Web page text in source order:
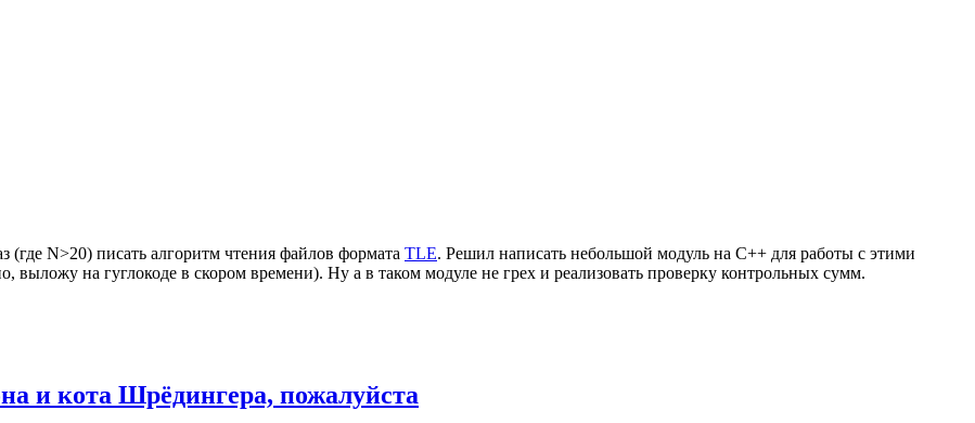
(где N>20) писать алгоритм чтения файлов формата TLE. Решил написать небольшой модуль на C++ для работы с этими
выложу на гуглокоде в скором времени). Ну а в таком модуле не грех и реализовать проверку контрольных сумм.
и кота Шрёдингера, пожалуйста